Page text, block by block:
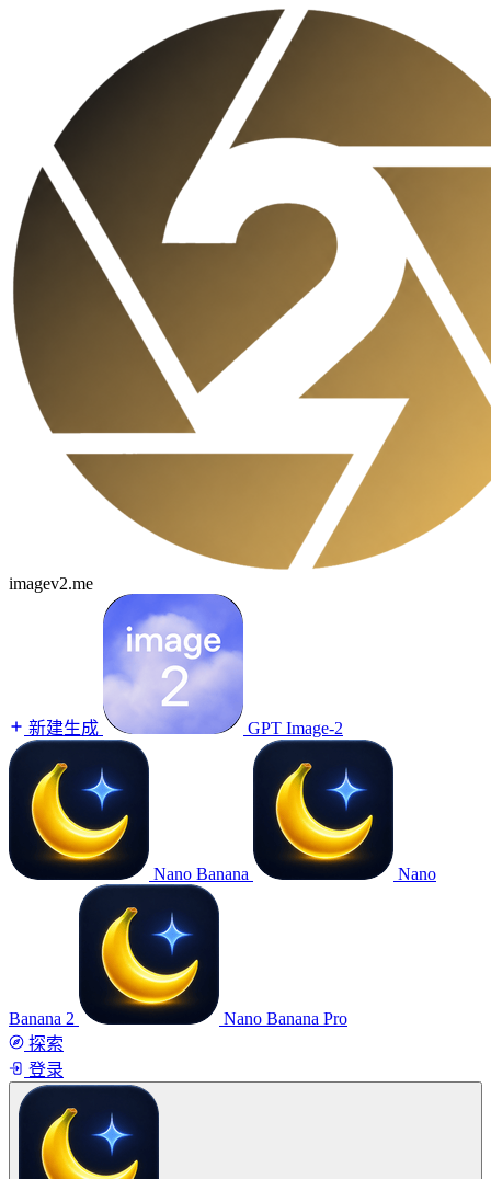
imagev2.me
新建生成 GPT Image-2
Nano Banana Nano
Banana 2
Nano Banana Pro
探索
登录